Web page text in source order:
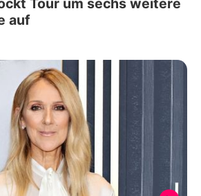
Tour um sechs weitere
auf